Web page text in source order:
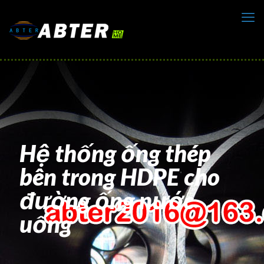
Hệ thống ống thép
bên trong HDPE cho
đường ống nước
uống